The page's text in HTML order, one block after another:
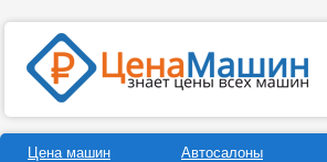
Цена машин Автосалоны